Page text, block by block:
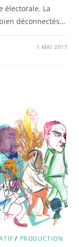
électorale. La
déconnectés…
1 MAI 2017
/ PRODUCTION